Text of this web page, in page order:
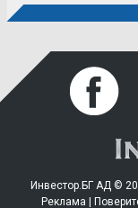
Инвестор.БГ АД ©
Реклама